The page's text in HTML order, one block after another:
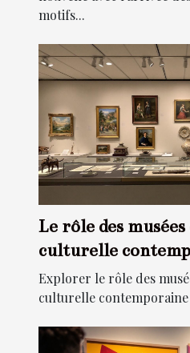
motifs...
Le rôle des
culturelle
Explorer le rôle des
culturelle contemporaine